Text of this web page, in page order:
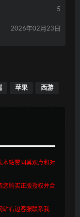
5
2026年02月23日
苹果 西游
本站赞同其观点和对
您购买正版授权并合
站右边客服联系我